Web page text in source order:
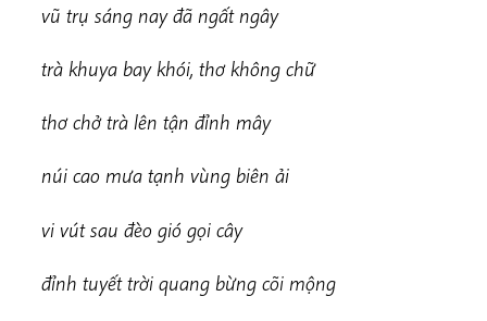
vũ trụ sáng nay đã ngất ngây
trà khuya bay khói, thơ không chữ
thơ chở trà lên tận đỉnh mây
núi cao mưa tạnh vùng biên ải
vi vút sau đèo gió gọi cây
đỉnh tuyết trời quang bừng cõi mộng